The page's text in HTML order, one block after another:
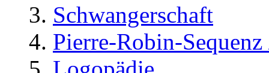
Schwangerschaft
Pierre-Robin-